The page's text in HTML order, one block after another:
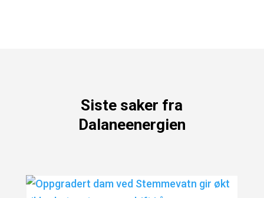
Siste saker fra
Dalaneenergien